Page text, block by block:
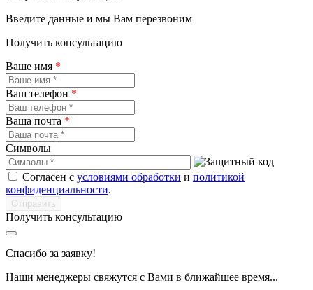
Введите данные и мы Вам перезвоним
Получить консультацию
Ваше имя *
Ваш телефон *
Ваша почта *
Символы
Согласен с условиями обработки и политикой
конфиденциальности.
Получить консультацию
Спасибо за заявку!
Наши менеджеры свяжутся с Вами в ближайшее время...